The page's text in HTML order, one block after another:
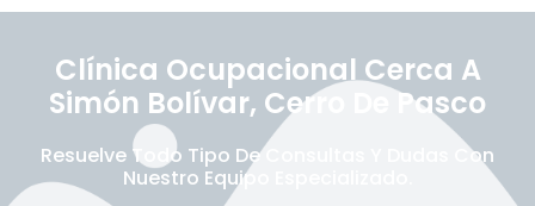
Clínica Ocupacional Cerca A
Simón Bolívar, Cerro De Pasco
Resuelve Todo Tipo De Consultas Y Dudas Con
Nuestro Equipo Especializado.